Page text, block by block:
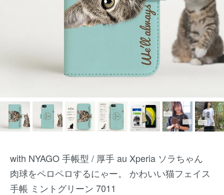
with NYAGO 手帳型 / 厚手 au Xperia ソラちゃん
肉球をペロペロするにゃー。 かわいい猫フェイス
手帳 ミントグリーン 7011